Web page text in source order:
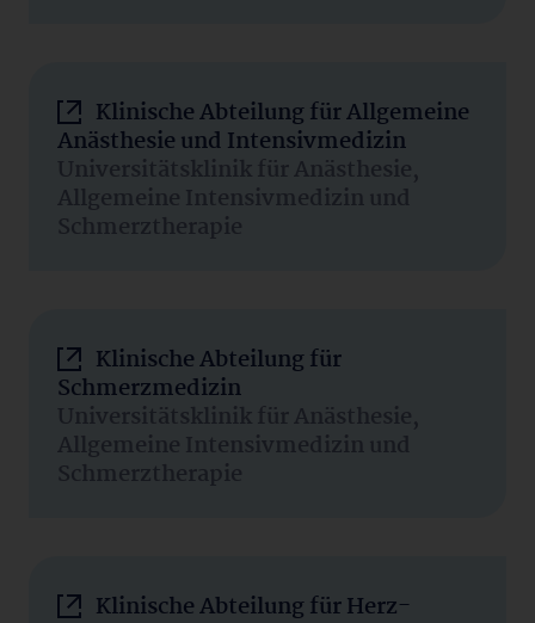
Klinische Abteilung für Allgemeine
Anästhesie und Intensivmedizin
Universitätsklinik für Anästhesie,
Allgemeine Intensivmedizin und
Schmerztherapie
Klinische Abteilung für
Schmerzmedizin
Universitätsklinik für Anästhesie,
Allgemeine Intensivmedizin und
Schmerztherapie
Klinische Abteilung für Herz-